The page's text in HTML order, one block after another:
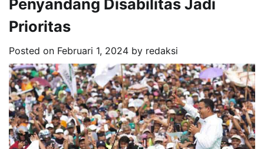
Penyandang Disabilitas Jadi
Prioritas
Posted on Februari 1, 2024 by redaksi